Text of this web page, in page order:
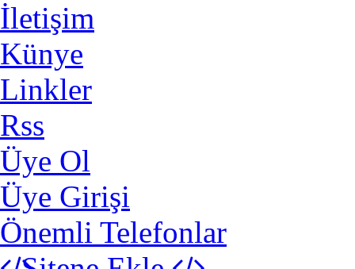
İletişim
Künye
Linkler
Rss
Üye Ol
Üye Girişi
Önemli Telefonlar